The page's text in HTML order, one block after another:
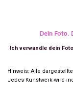
Dein Foto.
Ich verwandle dein
Hinweis: Alle
Jedes Kunstwerk wird